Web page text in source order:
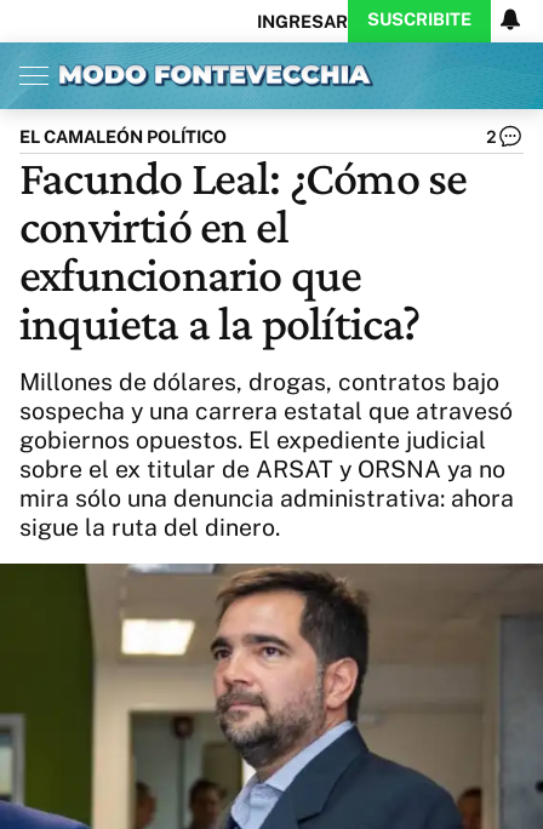
INGRESAR SUSCRIBITE
Inicio Ahora
Opinión
Política
Ciencia
Protagonistas
Cultura
Arte
Educación
Internacional
Clima
CARAS
Exitoina
Videos
Córdoba
Business
Noticias
Caras
Exitoina
Diario del Juicio
Actualidad
EL CAMALEÓN POLÍTICO 2
Facundo Leal: ¿Cómo se
convirtió en el
exfuncionario que
inquieta a la política?
Millones de dólares, drogas, contratos bajo
sospecha y una carrera estatal que atravesó
gobiernos opuestos. El expediente judicial
sobre el ex titular de ARSAT y ORSNA ya no
mira sólo una denuncia administrativa: ahora
sigue la ruta del dinero.